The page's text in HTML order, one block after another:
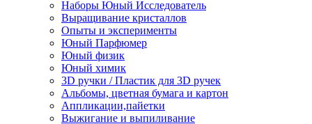
Наборы Юный Исследователь
Выращивание кристаллов
Опыты и эксперименты
Юный Парфюмер
Юный физик
Юный химик
3D ручки / Пластик для 3D ручек
Альбомы, цветная бумага и картон
Аппликации,пайетки
Выжигание и выпиливание